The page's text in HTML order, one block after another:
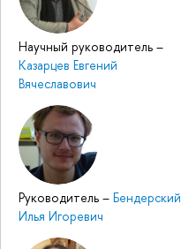
Научный руководитель –
Казарцев Евгений
Вячеславович
Руководитель – Бендерский
Илья Игоревич